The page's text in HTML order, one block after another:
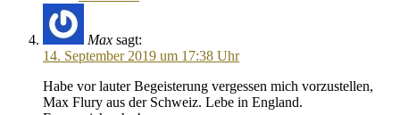
Max sagt:
14. September 2019 um 17:38 Uhr
Habe vor lauter Begeisterung vergessen mich vorzustellen,
Max Flury aus der Schweiz. Lebe in England.